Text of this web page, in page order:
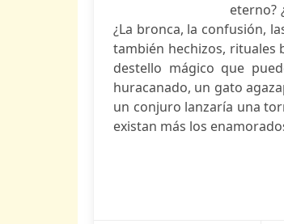
eterno?
¿La bronca, la confusión,
también hechizos, rituales
destello mágico que
huracanado, un gato
un conjuro lanzaría una
existan más los